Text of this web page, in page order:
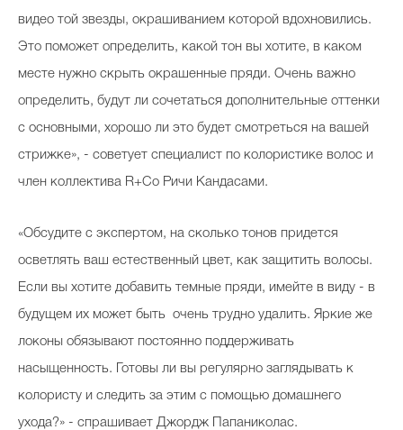
видео той звезды, окрашиванием которой вдохновились.
Это поможет определить, какой тон вы хотите, в каком
месте нужно скрыть окрашенные пряди. Очень важно
определить, будут ли сочетаться дополнительные оттенки
с основными, хорошо ли это будет смотреться на вашей
стрижке», - советует специалист по колористике волос и
член коллектива R+Co Ричи Кандасами.
«Обсудите с экспертом, на сколько тонов придется
осветлять ваш естественный цвет, как защитить волосы.
Если вы хотите добавить темные пряди, имейте в виду - в
будущем их может быть очень трудно удалить. Яркие же
локоны обязывают постоянно поддерживать
насыщенность. Готовы ли вы регулярно заглядывать к
колористу и следить за этим с помощью домашнего
ухода?» - спрашивает Джордж Папаниколас.